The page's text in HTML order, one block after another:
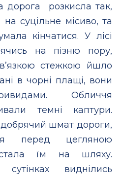
дорога розкисла так,
суцільне місиво, та
кінчатися. У лісі
на пізню пору,
стежкою йшло
в чорні плащі, вони
Обличчя
темні каптури.
шмат дороги,
перед цегляною
їм на шляху.
виднілись